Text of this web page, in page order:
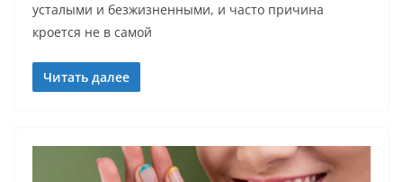
усталыми и безжизненными, и часто причина
кроется не в самой
Читать далее